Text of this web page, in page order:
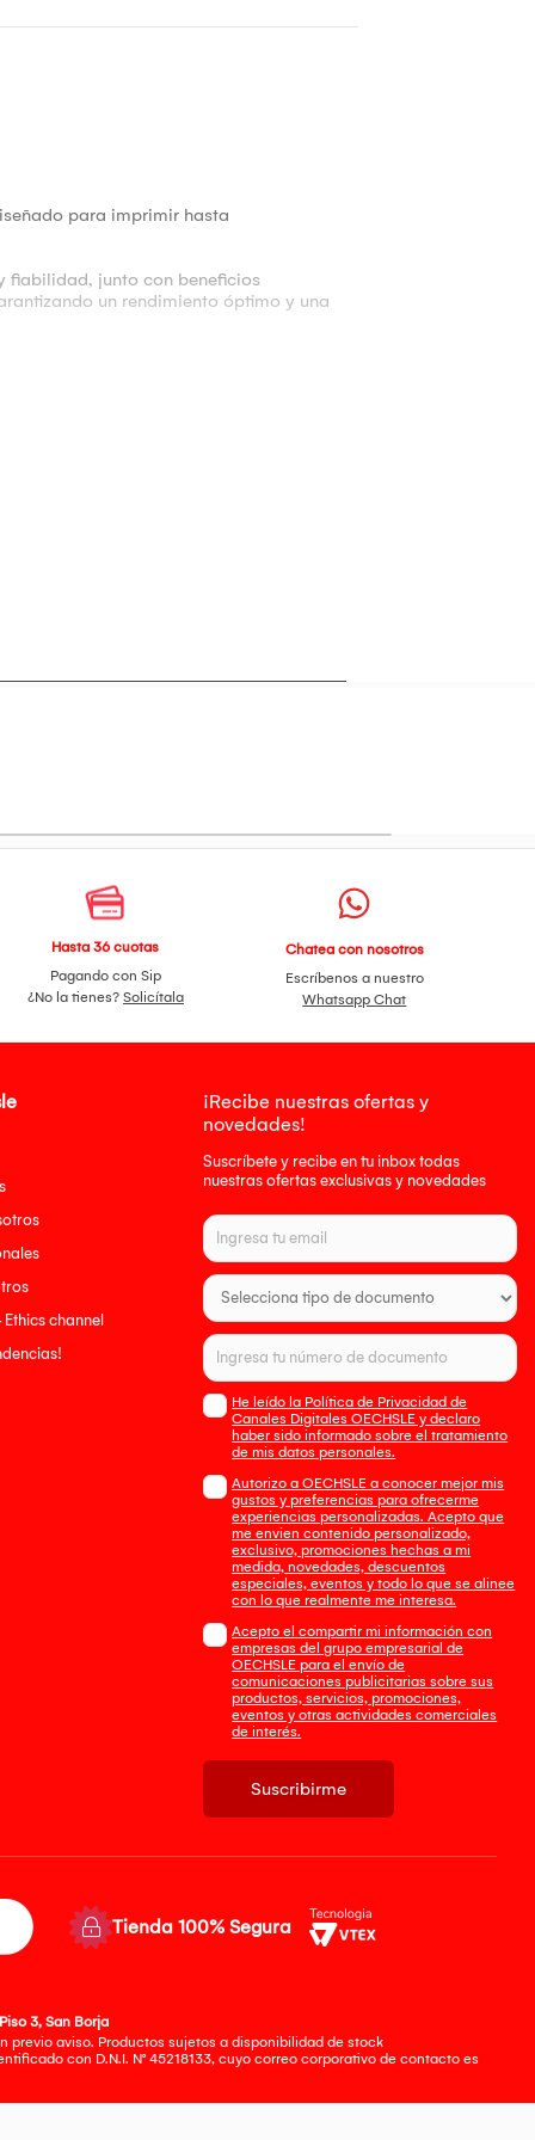
para imprimir hasta
fiabilidad, junto con beneficios
un rendimiento óptimo y una
Hasta 36 cuotas
Pagando con Sip
¿No la tienes? Solicítala
Chatea con nosotros
Escríbenos a nuestro
Whatsapp Chat
channel
¡Recibe nuestras ofertas y
novedades!
Suscríbete y recibe en tu inbox todas
nuestras ofertas exclusivas y novedades
He leído la Política de Privacidad de
Canales Digitales OECHSLE y declaro
haber sido informado sobre el tratamiento
de mis datos personales.
Autorizo a OECHSLE a conocer mejor mis
gustos y preferencias para ofrecerme
experiencias personalizadas. Acepto que
me envien contenido personalizado,
exclusivo, promociones hechas a mi
medida, novedades, descuentos
especiales, eventos y todo lo que se alinee
con lo que realmente me interesa.
Acepto el compartir mi información con
empresas del grupo empresarial de
OECHSLE para el envío de
comunicaciones publicitarias sobre sus
productos, servicios, promociones,
eventos y otras actividades comerciales
de interés.
Suscribirme
Tienda 100% Segura
3, San Borja
aviso. Productos sujetos a disponibilidad de stock
con D.N.I. N° 45218133, cuyo correo corporativo de contacto es